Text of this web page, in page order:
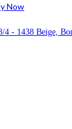
Now